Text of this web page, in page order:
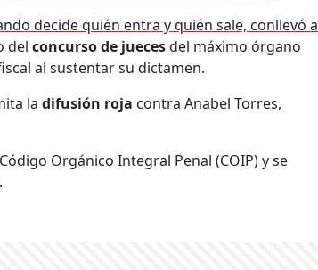
decide quién entra y quién sale, conllevó a
del concurso de juecesdel máximo órgano
al sustentar su dictamen.
la difusión roja contra Anabel Torres,
Orgánico Integral Penal (COIP) y se